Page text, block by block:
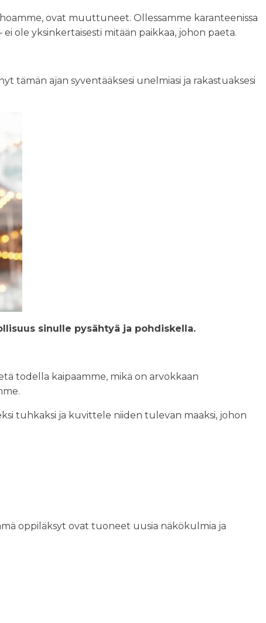
ovat muuttuneet. Ollessamme karanteenissa
ole yksinkertaisesti mitään paikkaa, johon paeta.
tämän ajan syventääksesi unelmiasi ja rakastuaksesi
sinulle pysähtyä ja pohdiskella.
todella kaipaamme, mikä on arvokkaan
tuhkaksi ja kuvittele niiden tulevan maaksi, johon
oppiläksyt ovat tuoneet uusia näkökulmia ja